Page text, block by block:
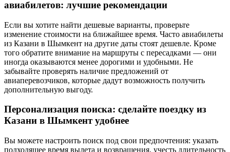
авиабилетов: лучшие рекомендации
Если вы хотите найти дешевые варианты, проверьте
изменение стоимости на ближайшее время. Часто авиабилеты
из Казани в Шымкент на другие даты стоят дешевле. Кроме
того обратите внимание на маршруты с пересадками — они
иногда оказываются менее дорогими и удобными. Не
забывайте проверять наличие предложений от
авиаперевозчиков, которые дадут возможность получить
дополнительную выгоду.
Персонализация поиска: сделайте поездку из
Казани в Шымкент удобнее
Вы можете настроить поиск под свои предпочтения: указать
подходящее время вылета и возвращения, учесть длительность